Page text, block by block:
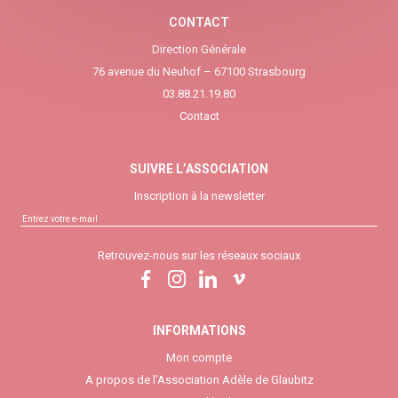
CONTACT
Direction Générale
76 avenue du Neuhof – 67100 Strasbourg
03.88.21.19.80
Contact
SUIVRE L’ASSOCIATION
Inscription à la newsletter
Retrouvez-nous sur les réseaux sociaux
INFORMATIONS
Mon compte
A propos de l’Association Adèle de Glaubitz